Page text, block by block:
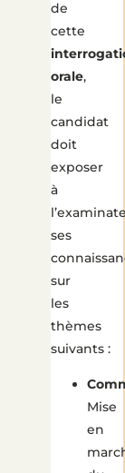
de
cette
orale,
le
candidat
doit
exposer
à
ses
sur
les
thèmes
suivants :
Mise
en